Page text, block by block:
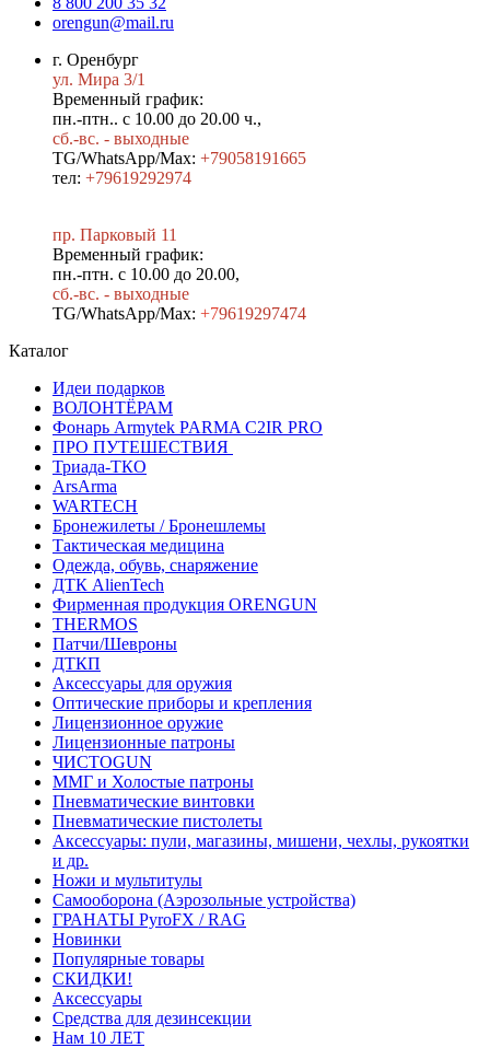
orengun@mail.ru
г. Оренбург
ул. Мира 3/1
Временный график:
пн.-птн.. с 10.00 до 20.00 ч.,
сб.-вс. - выходные
TG/WhatsApp/Max: +79058191665
тел: +79619292974
пр. Парковый 11
Временный график:
пн.-птн. с 10.00 до 20.00,
сб.-вс. - выходные
TG/WhatsApp/Max: +79619297474
Каталог
Идеи подарков
ВОЛОНТЁРАМ
Фонарь Armytek PARMA C2IR PRO
ПРО ПУТЕШЕСТВИЯ
Триада-ТКО
ArsArma
WARTECH
Бронежилеты / Бронешлемы
Тактическая медицина
Одежда, обувь, снаряжение
ДТК AlienTech
Фирменная продукция ORENGUN
THERMOS
Патчи/Шевроны
ДТКП
Аксессуары для оружия
Оптические приборы и крепления
Лицензионное оружие
Лицензионные патроны
ЧИСТОGUN
ММГ и Холостые патроны
Пневматические винтовки
Пневматические пистолеты
Аксессуары: пули, магазины, мишени, чехлы, рукоятки
и др.
Ножи и мультитулы
Самооборона (Аэрозольные устройства)
ГРАНАТЫ PyroFX / RAG
Новинки
Популярные товары
СКИДКИ!
Аксессуары
Средства для дезинсекции
Нам 10 ЛЕТ